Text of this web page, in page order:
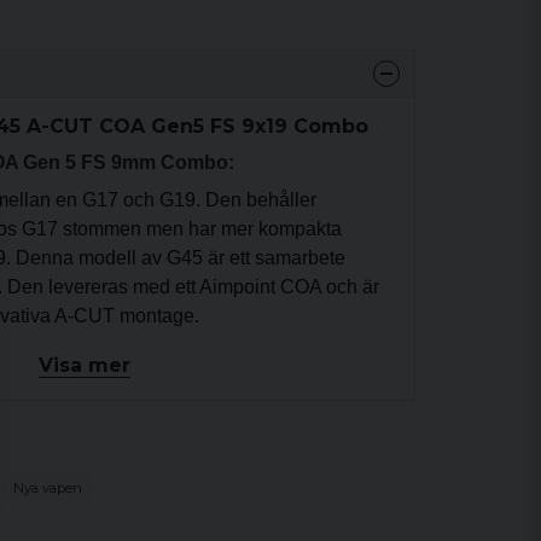
A-CUT COA Gen5 FS 9x19 Combo
Gen 5 FS 9mm Combo:
en G17 och G19. Den behåller
G17 stommen men har mer kompakta
Denna modell av G45 är ett samarbete
levereras med ett Aimpoint COA och är
A-CUT montage.
mest repeterbara och solida lösningen för
av och på manteln igen. Aimpoint COA
alla som skjutit rödpunkt historiskt vet kan
Visa mer
Nya vapen